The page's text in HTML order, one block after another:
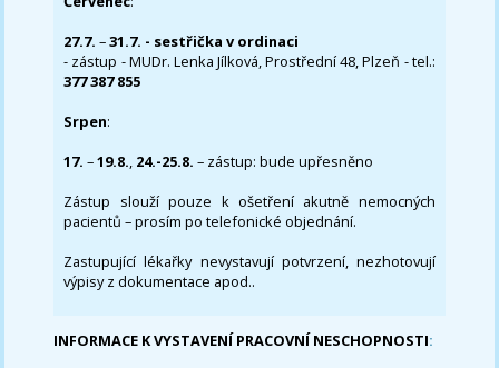
27.7.–31.7. - sestřička v ordinaci
- zástup - MUDr. Lenka Jílková, Prostřední 48, Plzeň - tel.:
377 387 855
Srpen:
17. –19.8., 24.-25.8. – zástup: bude upřesněno
Zástup slouží pouze k ošetření akutně nemocných
pacientů – prosím po telefonické objednání.
Zastupující lékařky nevystavují potvrzení, nezhotovují
výpisy z dokumentace apod..
INFORMACE K VYSTAVENÍ PRACOVNÍ NESCHOPNOSTI: